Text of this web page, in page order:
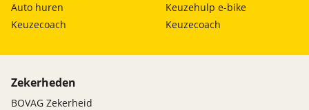
Auto huren
Keuzecoach
Keuzehulp e-bike
Keuzecoach
Zekerheden
BOVAG Zekerheid